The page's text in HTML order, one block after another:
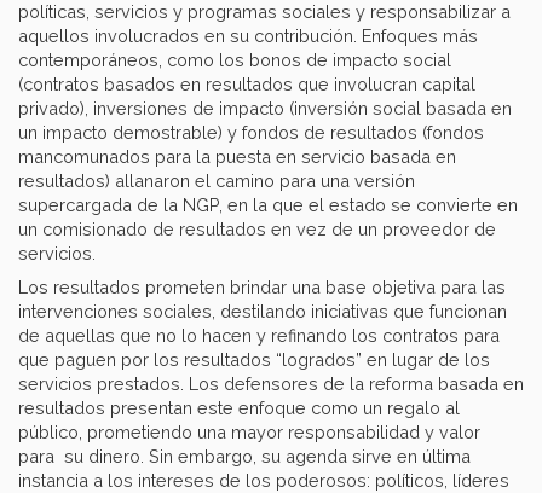
políticas, servicios y programas sociales y responsabilizar a
aquellos involucrados en su contribución. Enfoques más
contemporáneos, como los bonos de impacto social
(contratos basados en resultados que involucran capital
privado), inversiones de impacto (inversión social basada en
un impacto demostrable) y fondos de resultados (fondos
mancomunados para la puesta en servicio basada en
resultados) allanaron el camino para una versión
supercargada de la NGP, en la que el estado se convierte en
un comisionado de resultados en vez de un proveedor de
servicios.
Los resultados prometen brindar una base objetiva para las
intervenciones sociales, destilando iniciativas que funcionan
de aquellas que no lo hacen y refinando los contratos para
que paguen por los resultados “logrados” en lugar de los
servicios prestados. Los defensores de la reforma basada en
resultados presentan este enfoque como un regalo al
público, prometiendo una mayor responsabilidad y valor
para su dinero. Sin embargo, su agenda sirve en última
instancia a los intereses de los poderosos: políticos, líderes